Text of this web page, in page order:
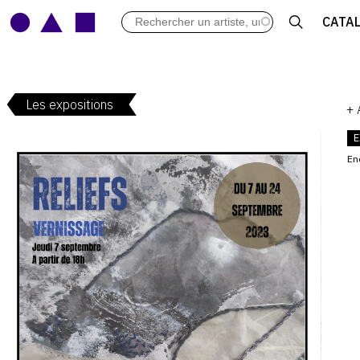
ARCHIVES DES EXPOSITIONS
Les expositions +